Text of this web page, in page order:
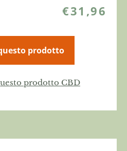
€31,96
prodotto
prodotto CBD